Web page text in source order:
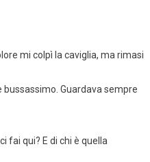
mi colpì la caviglia, ma rimasi
Guardava sempre
fai qui? E di chi è quella